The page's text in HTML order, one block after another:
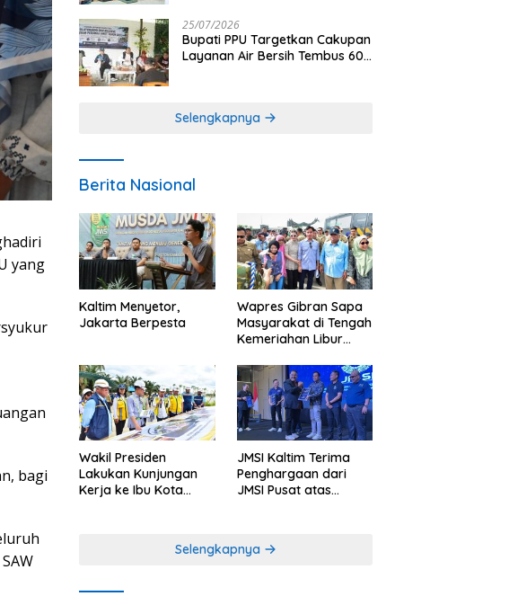
yang
bagi
25/07/2026
Bupati PPU Targetkan Cakupan
Layanan Air Bersih Tembus 60
Selengkapnya
Berita Nasional
Kaltim Menyetor,
Jakarta Berpesta
Wapres Gibran Sapa
Masyarakat di Tengah
Kemeriahan Libur
Wakil Presiden
Lakukan Kunjungan
Kerja ke Ibu Kota
JMSI Kaltim Terima
Penghargaan dari
JMSI Pusat atas
Jurnalistik
Selengkapnya